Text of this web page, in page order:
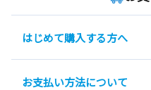
はじめて購入する方へ
お支払い方法について